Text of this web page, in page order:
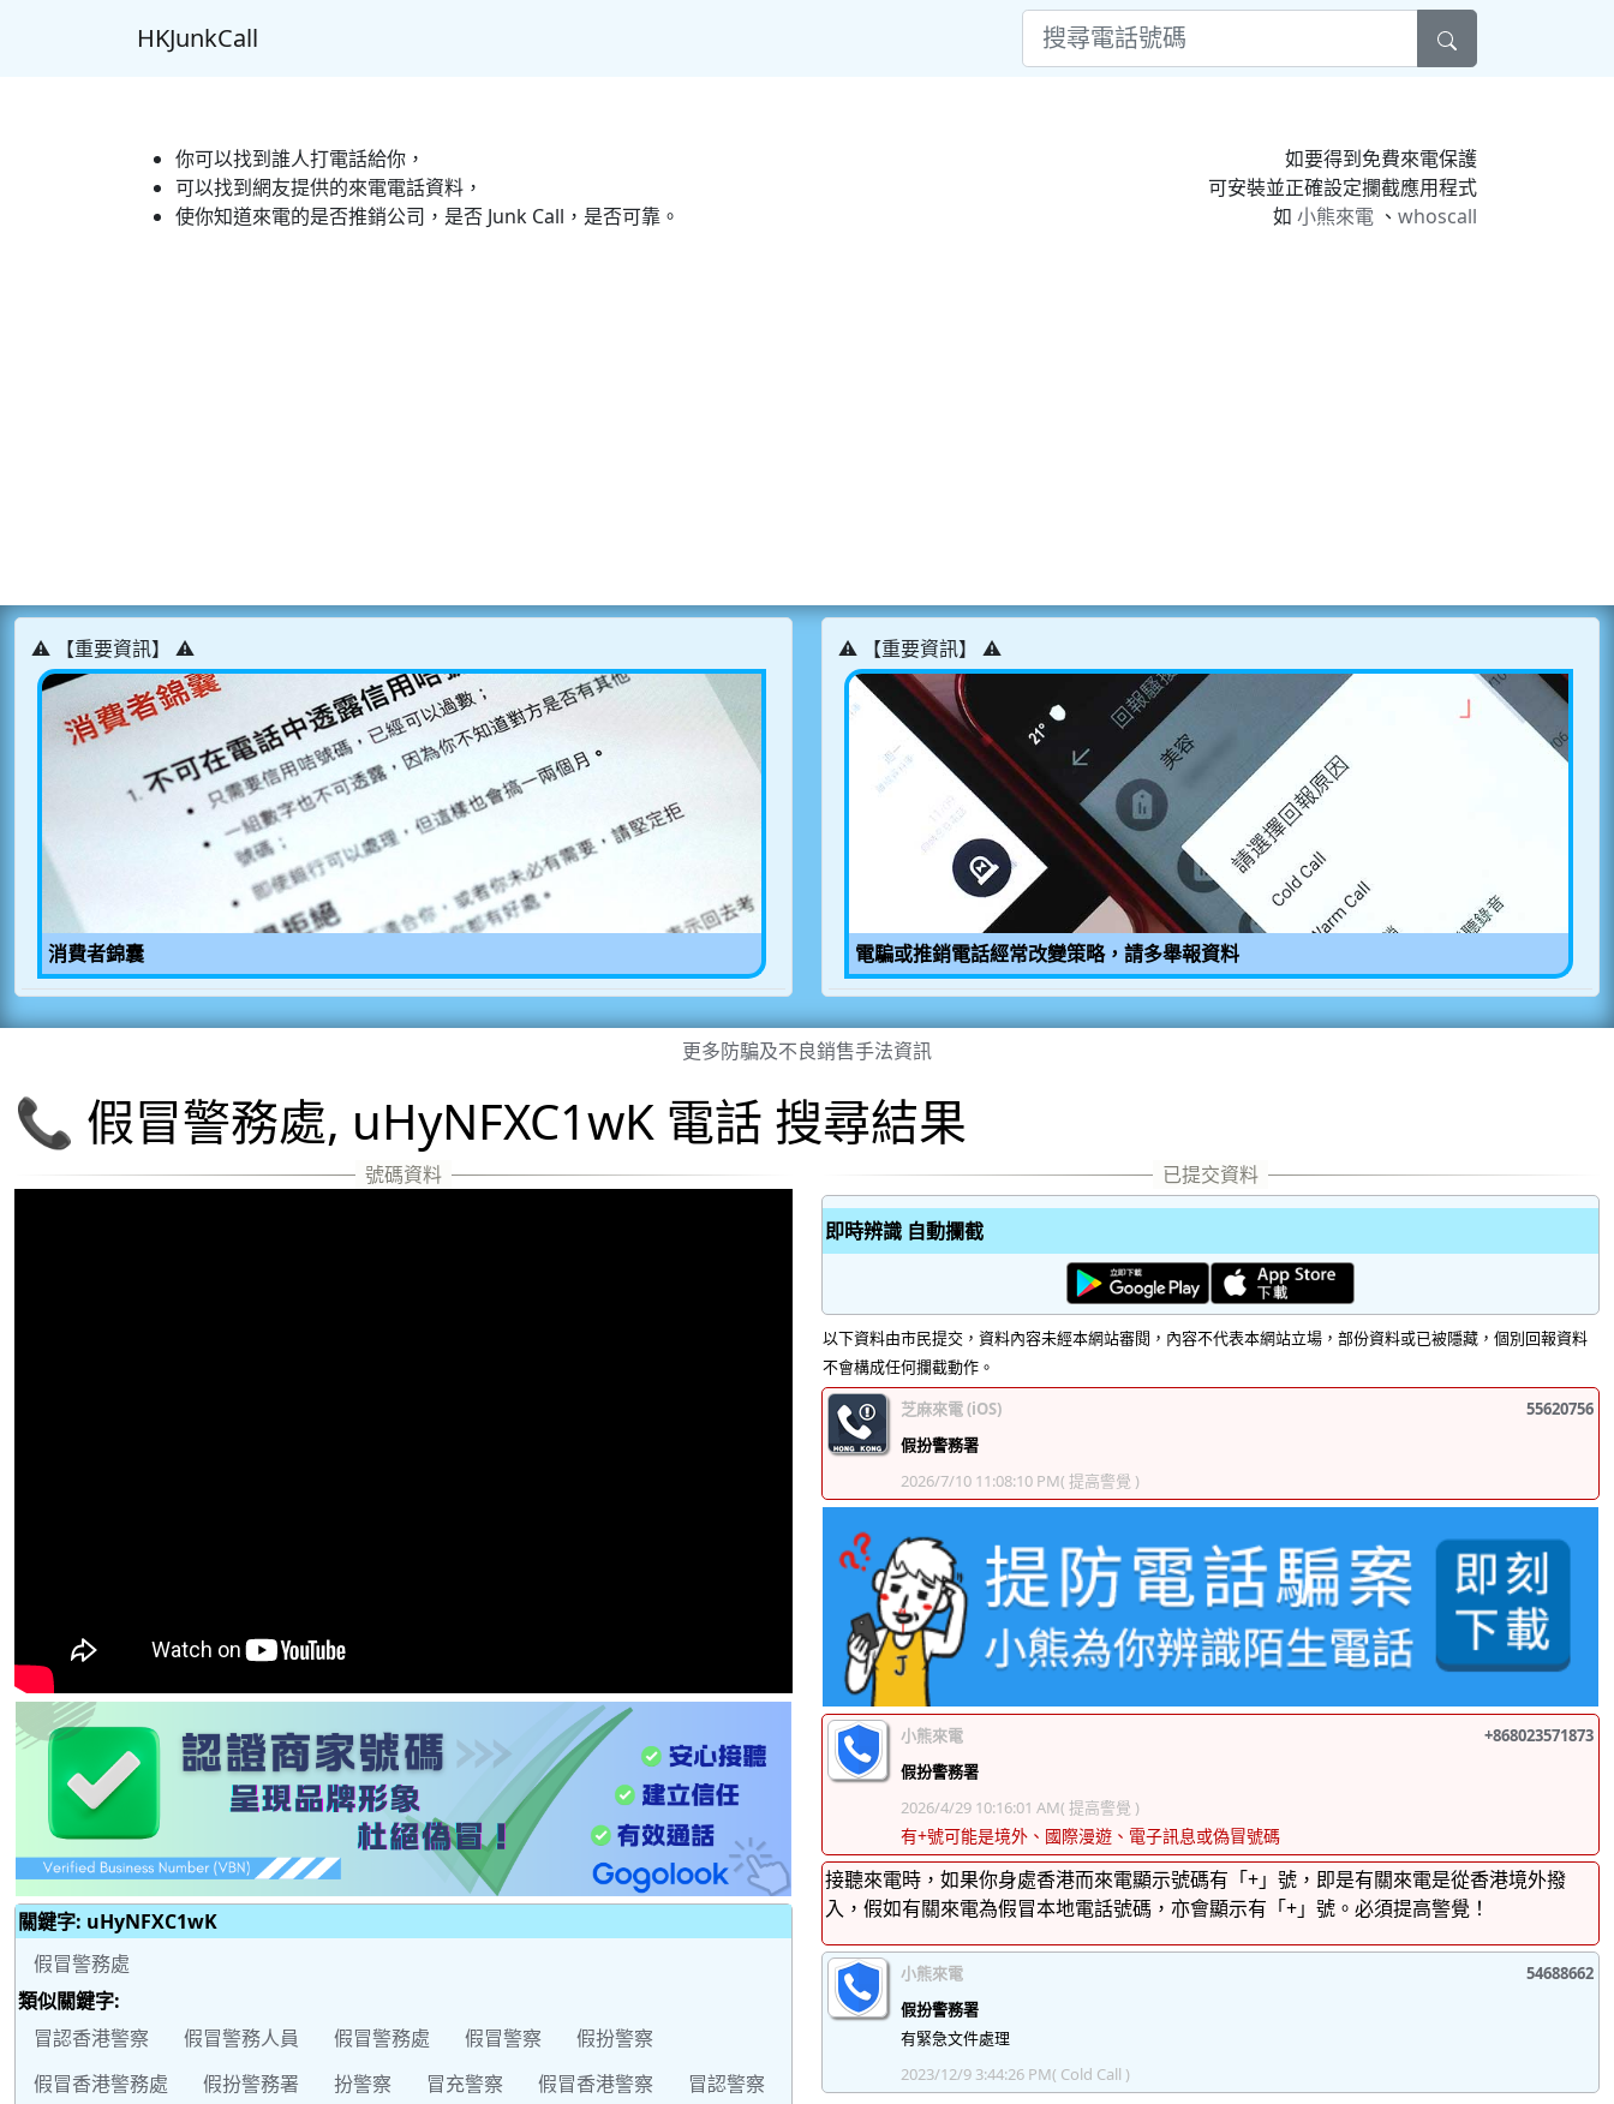
HKJunkCall
你可以找到誰人打電話給你，
可以找到網友提供的來電電話資料，
使你知道來電的是否推銷公司，是否 Junk Call，是否可靠。
如要得到免費來電保護
可安裝並正確設定攔截應用程式
如 小熊來電 、 whoscall
⚠️ 【重要資訊】 ⚠️
消費者錦囊
⚠️ 【重要資訊】 ⚠️
電騙或推銷電話經常改變策略，請多舉報資料
更多防騙及不良銷售手法資訊
📞 假冒警務處, uHyNFXC1wK 電話 搜尋結果
關鍵字: uHyNFXC1wK
假冒警務處
類似關鍵字:
冒認香港警察
假冒警務人員 假冒警務處 假冒警察
假扮警察
假冒香港警務處
假扮警務署 扮警察 冒充警察 假冒香港警察
冒認警察
即時辨識 自動攔截
以下資料由市民提交，資料內容未經本網站審閱，內容不代表本網站立場，部份資料或已被隱藏，個別回報資料
不會構成任何攔截動作。
芝麻來電 (iOS)
55620756
假扮警務署
2026/7/10 11:08:10 PM( 提高警覺 )
小熊來電
+868023571873
假扮警務署
2026/4/29 10:16:01 AM( 提高警覺 )
有+號可能是境外、國際漫遊、電子訊息或偽冒號碼
接聽來電時，如果你身處香港而來電顯示號碼有「+」號，即是有關來電是從香港境外撥
入，假如有關來電為假冒本地電話號碼，亦會顯示有「+」號。必須提高警覺！
小熊來電
54688662
假扮警務署
有緊急文件處理
2023/12/9 3:44:26 PM( Cold Call )